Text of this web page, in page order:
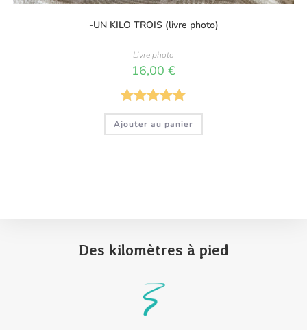
-UN KILO TROIS (livre photo)
Livre photo
16,00 €
Note5.00
sur 5
Ajouter au panier
Des kilomètres à pied